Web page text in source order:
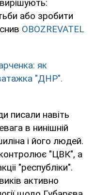
або зробити
OBOZREVATEL
як
"ДНР".
писали навіть
в нинішній
і його людей.
"ЦВК", а
"республіки".
активно